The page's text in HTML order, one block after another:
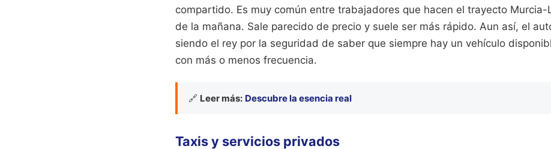
compartido. Es muy común entre trabajadores que hacen el trayecto Murcia-
de la mañana. Sale parecido de precio y suele ser más rápido. Aun así, el
siendo el rey por la seguridad de saber que siempre hay un vehículo
con más o menos frecuencia.
🔗 Leer más: Descubre la esencia real
Taxis y servicios privados